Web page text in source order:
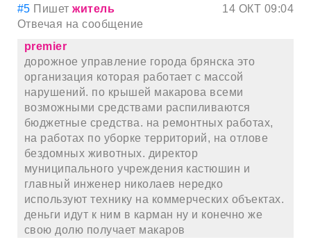
#5 Пишетжитель
14 ОКТ 09:04
Отвечая на сообщение
premier
дорожное управление города брянска это
организация которая работает с массой
нарушений. по крышей макарова всеми
возможными средствами распиливаются
бюджетные средства. на ремонтных работах,
на работах по уборке территорий, на отлове
бездомных животных. директор
муниципального учреждения кастюшин и
главный инженер николаев нередко
используют технику на коммерческих объектах.
деньги идут к ним в карман ну и конечно же
свою долю получает макаров